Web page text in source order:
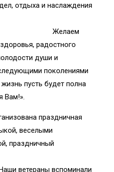
отдыха и наслаждения
радостного
души и
поколениями
пусть будет полна
Вам!».
праздничная
веселыми
праздничный
вспоминали